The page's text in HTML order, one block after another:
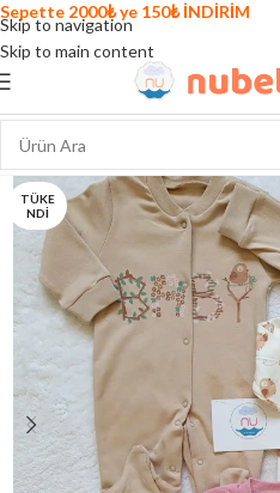
Skip to navigation
Skip to main content
TÜKE
NDI
Sepette 2000₺ ye 150₺ İNDİRİM